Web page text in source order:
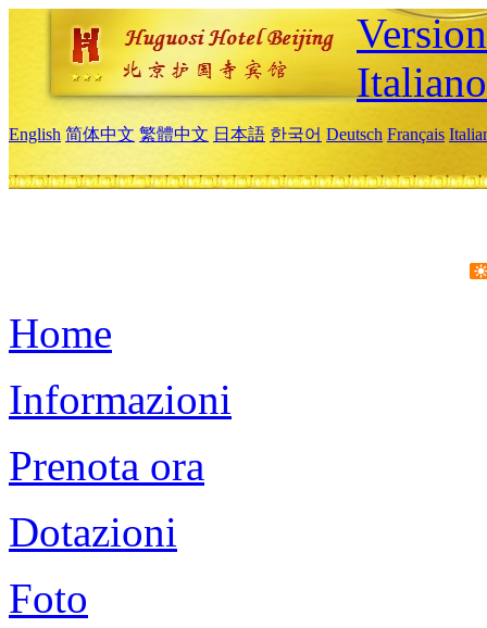
Italiano
English 简体中文 繁體中文 日本語 한국어 Deutsch Français
Home
Informazioni
Prenota ora
Dotazioni
Foto